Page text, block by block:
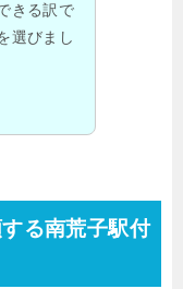
きる訳で
選びまし
る南荒子駅付